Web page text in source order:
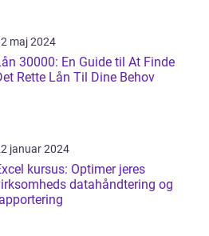
maj 2024
30000: En Guide til At Finde
Rette Lån Til Dine Behov
januar 2024
kursus: Optimer jeres
datahåndtering og